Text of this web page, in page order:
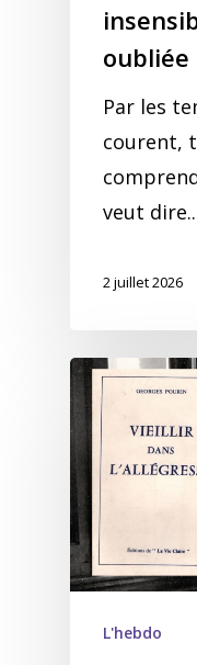
oubliée
Par les
courent,
veut
2 juillet 2026
L'hebdo